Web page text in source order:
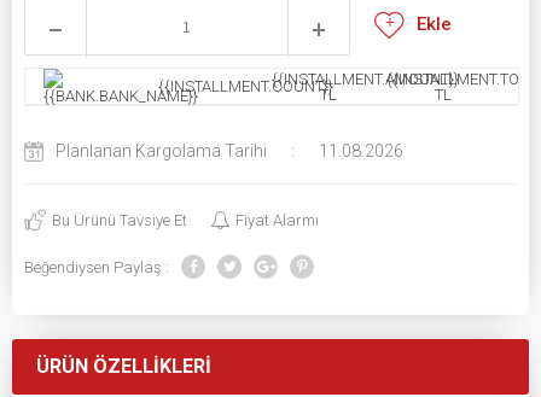
Ekle
{{INSTALLMENT.COUNT}}{{INSTALLMENT.AMOUNT}}
TL
TL
Planlanan Kargolama Tarihi : 11.08.2026
Bu Ürünü Tavsiye Et Fiyat Alarmı
Beğendiysen Paylaş :
ÜRÜN ÖZELLIKLERI